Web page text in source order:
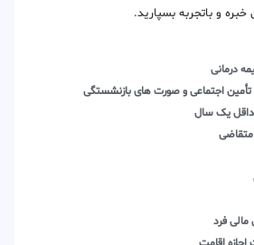
و باتجربه بسپارید.
درمانی
اجتماعی و صورت های بازنشستگی
یک سال
مالی فرد